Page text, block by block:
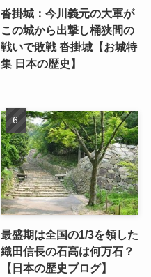
沓掛城：今川義元の大軍が
この城から出撃し桶狭間の
戦いで敗戦 沓掛城【お城特
集 日本の歴史】
最盛期は全国の1/3を領した
織田信長の石高は何万石？
【日本の歴史ブログ】